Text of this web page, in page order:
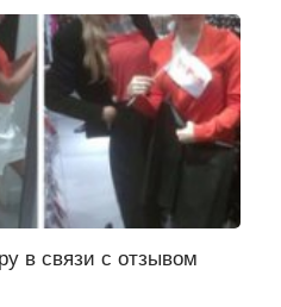
в связи с отзывом